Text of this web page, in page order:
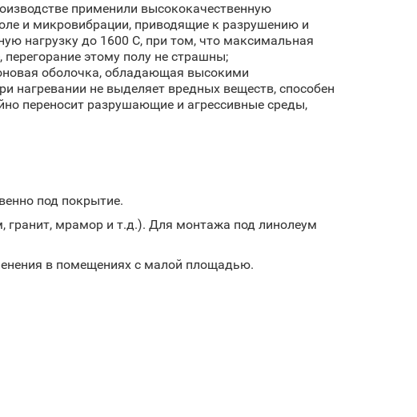
применили высококачественную
и микровибрации, приводящие к разрушению и
нагрузку до 1600 С, при том, что максимальная
этому полу не страшны;
оболочка, обладающая высокими
нагревании не выделяет вредных веществ, способен
переносит разрушающие и агрессивные среды,
под покрытие.
гранит, мрамор и т.д.). Для монтажа под линолеум
в помещениях с малой площадью.